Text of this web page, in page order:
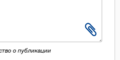
о публикации